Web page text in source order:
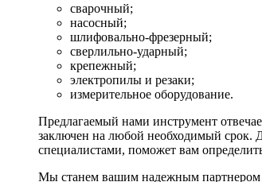
сварочный;
насосный;
шлифовально-фрезерный;
сверлильно-ударный;
крепежный;
электропилы и резаки;
измерительное оборудование.
Предлагаемый нами инструмент
заключен на любой необходимый срок.
специалистами, поможет вам
Мы станем вашим надежным партнером